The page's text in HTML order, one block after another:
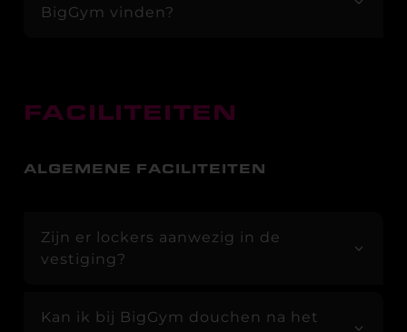
BigGym vinden?
FACILITEITEN
ALGEMENE FACILITEITEN
Zijn er lockers aanwezig in de
vestiging?
Kan ik bij BigGym douchen na het